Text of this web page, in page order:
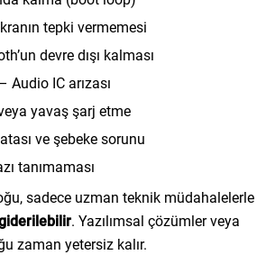
tepki vermemesi
devre dışı kalması
Audio IC arızası
yavaş şarj etme
ve şebeke sorunu
tanımaması
sadece uzman teknik müdahalelerle
. Yazılımsal çözümler veya
zaman yetersiz kalır.